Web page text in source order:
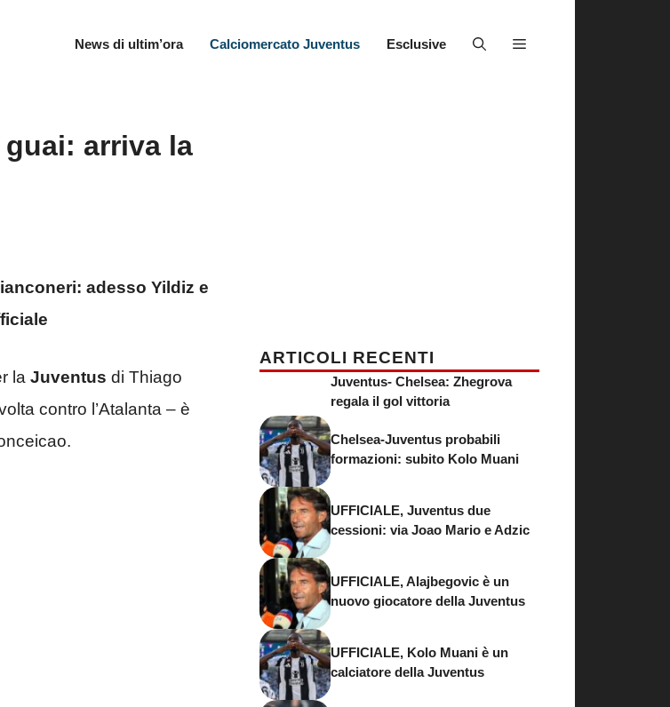
News di ultim’ora Calciomercato Juventus Esclusive
arriva la
adesso Yildiz e
la Juventus di Thiago
contro l’Atalanta – è
ARTICOLI RECENTI
Juventus- Chelsea: Zhegrova
regala il gol vittoria
Chelsea-Juventus probabili
formazioni: subito Kolo Muani
UFFICIALE, Juventus due
cessioni: via Joao Mario e Adzic
UFFICIALE, Alajbegovic è un
nuovo giocatore della Juventus
UFFICIALE, Kolo Muani è un
calciatore della Juventus